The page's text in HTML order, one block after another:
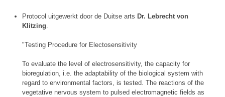
Protocol uitgewerkt door de Duitse arts Dr. Lebrecht von
Klitzing
"Testing Procedure for Electosensitivity
To evaluate the level of electrosensitivity, the capacity for
bioregulation, i.e. the adaptability of the biological system with
regard to environmental factors, is tested. The reactions of the
vegetative nervous system to pulsed electromagnetic fields as